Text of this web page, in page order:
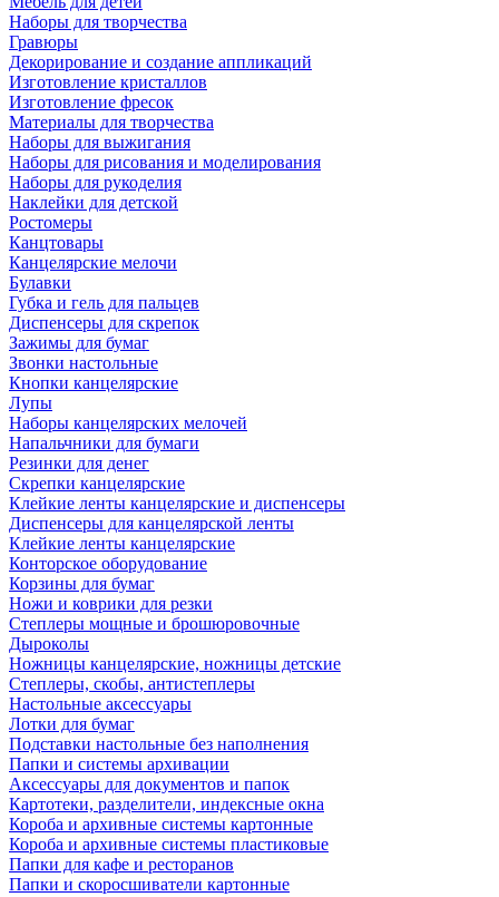
Наборы для творчества
Гравюры
Декорирование и создание аппликаций
Изготовление кристаллов
Изготовление фресок
Материалы для творчества
Наборы для выжигания
Наборы для рисования и моделирования
Наборы для рукоделия
Наклейки для детской
Ростомеры
Канцтовары
Канцелярские мелочи
Булавки
Губка и гель для пальцев
Диспенсеры для скрепок
Зажимы для бумаг
Звонки настольные
Кнопки канцелярские
Лупы
Наборы канцелярских мелочей
Напальчники для бумаги
Резинки для денег
Скрепки канцелярские
Клейкие ленты канцелярские и диспенсеры
Диспенсеры для канцелярской ленты
Клейкие ленты канцелярские
Конторское оборудование
Корзины для бумаг
Ножи и коврики для резки
Степлеры мощные и брошюровочные
Дыроколы
Ножницы канцелярские, ножницы детские
Степлеры, скобы, антистеплеры
Настольные аксессуары
Лотки для бумаг
Подставки настольные без наполнения
Папки и системы архивации
Аксессуары для документов и папок
Картотеки, разделители, индексные окна
Короба и архивные системы картонные
Короба и архивные системы пластиковые
Папки для кафе и ресторанов
Папки и скоросшиватели картонные